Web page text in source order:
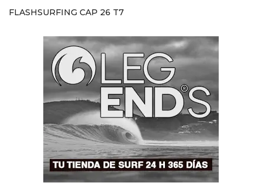
FLASHSURFING CAP 26 T7